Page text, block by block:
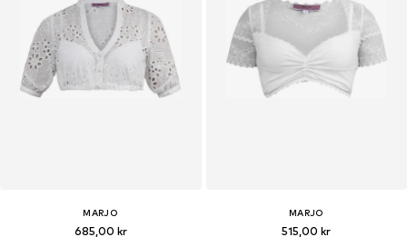
MARJO
685,00 kr
MARJO
515,00 kr